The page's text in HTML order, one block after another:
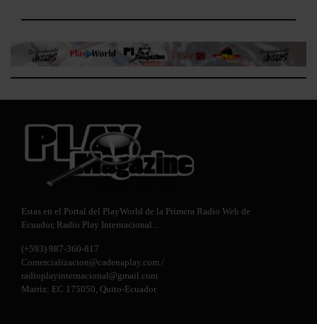
Estas en el Portal del PlayWorld de la Primera Radio Web de
Ecuador, Radio Play Internacional
(+593) 987-360-817
Comercializacion@cadenaplay.com /
radioplayinternacional@gmail.com
Matriz: EC 175050, Quito-Ecuador